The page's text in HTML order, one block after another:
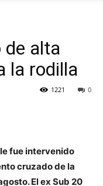
de alta
la rodilla
0
1221
fue intervenido
cruzado de la
El ex Sub 20